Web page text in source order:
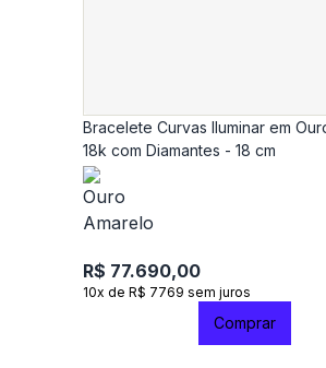
Bracelete Curvas Iluminar em
18k com Diamantes - 18 cm
R$ 77.690,00
10x de R$ 7769 sem juros
Comprar